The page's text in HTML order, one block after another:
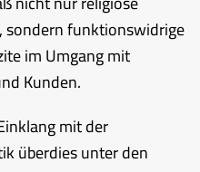
sondern funktionswidrige
im Umgang mit
Kunden.
mit der
überdies unter den